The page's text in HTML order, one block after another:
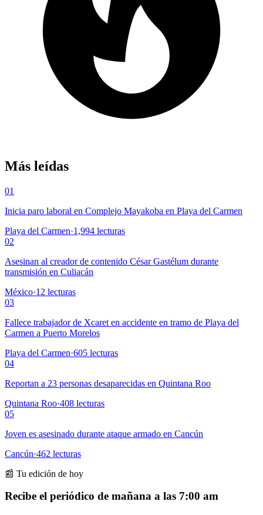
Más leídas
01
Inicia paro laboral en Complejo Mayakoba en Playa del Carmen
Playa del Carmen·1,994 lecturas
02
Asesinan al creador de contenido César Gastélum durante
transmisión en Culiacán
México·12 lecturas
03
Fallece trabajador de Xcaret en accidente en tramo de Playa del
Carmen a Puerto Morelos
Playa del Carmen·605 lecturas
04
Reportan a 23 personas desaparecidas en Quintana Roo
Quintana Roo·408 lecturas
05
Joven es asesinado durante ataque armado en Cancún
Cancún·462 lecturas
📰 Tu edición de hoy
Recibe el periódico de mañana a las 7:00 am